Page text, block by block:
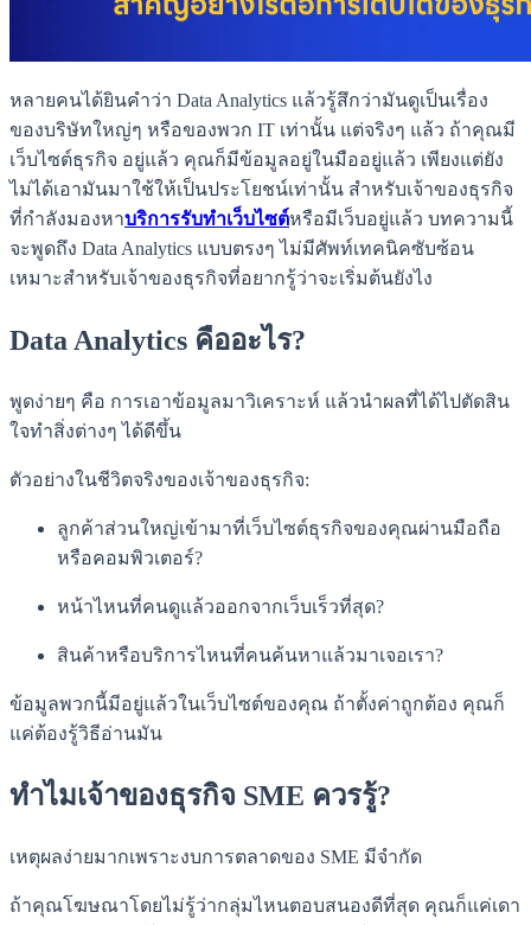
หลายคนได้ยินคำว่า Data Analytics แล้วรู้สึกว่ามันดูเป็นเรื่อง
ของบริษัทใหญ่ๆ หรือของพวก IT เท่านั้น แต่จริงๆ แล้ว ถ้าคุณมี
เว็บไซต์ธุรกิจ อยู่แล้ว คุณก็มีข้อมูลอยู่ในมืออยู่แล้ว เพียงแต่ยัง
ไม่ได้เอามันมาใช้ให้เป็นประโยชน์เท่านั้น สำหรับเจ้าของธุรกิจ
ที่กำลังมองหาบริการรับทำเว็บไซต์หรือมีเว็บอยู่แล้ว บทความนี้
จะพูดถึง Data Analytics แบบตรงๆ ไม่มีศัพท์เทคนิคซับซ้อน
เหมาะสำหรับเจ้าของธุรกิจที่อยากรู้ว่าจะเริ่มต้นยังไง
Data Analytics คืออะไร?
พูดง่ายๆ คือ การเอาข้อมูลมาวิเคราะห์ แล้วนำผลที่ได้ไปตัดสิน
ใจทำสิ่งต่างๆ ได้ดีขึ้น
ตัวอย่างในชีวิตจริงของเจ้าของธุรกิจ:
ลูกค้าส่วนใหญ่เข้ามาที่เว็บไซต์ธุรกิจของคุณผ่านมือถือ
หรือคอมพิวเตอร์?
หน้าไหนที่คนดูแล้วออกจากเว็บเร็วที่สุด?
สินค้าหรือบริการไหนที่คนค้นหาแล้วมาเจอเรา?
ข้อมูลพวกนี้มีอยู่แล้วในเว็บไซต์ของคุณ ถ้าตั้งค่าถูกต้อง คุณก็
แค่ต้องรู้วิธีอ่านมัน
ทำไมเจ้าของธุรกิจ SME ควรรู้?
เหตุผลง่ายมากเพราะงบการตลาดของ SME มีจำกัด
ถ้าคุณโฆษณาโดยไม่รู้ว่ากลุ่มไหนตอบสนองดีที่สุด คุณก็แค่เดา